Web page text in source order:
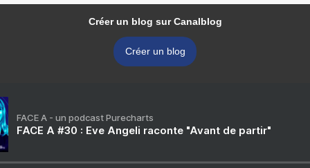
Créer un blog sur Canalblog
Créer un blog
FACE A - un podcast Purecharts
FACE A #30 : Eve Angeli raconte "Avant de partir"